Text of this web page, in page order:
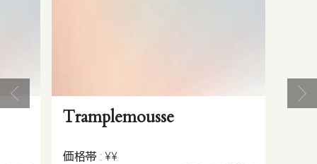
Tramplemousse
価格帯 : ¥¥